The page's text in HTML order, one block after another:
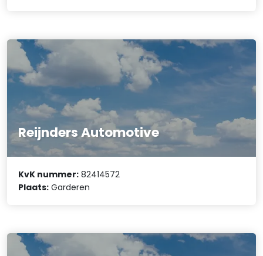
Reijnders Automotive
KvK nummer: 82414572
Plaats: Garderen